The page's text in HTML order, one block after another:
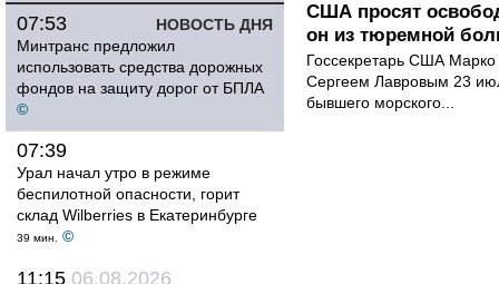
НОВОСТЬ ДНЯ
07:53
Минтранс предложил
использовать средства дорожных
фондов на защиту дорог от БПЛА
©
07:39
Урал начал утро в режиме
беспилотной опасности, горит
склад Wilberries в Екатеринбурге
39 мин. ©
11:15 06.08.2026
США просят
он из тюремной
Госсекретарь США
Сергеем Лавровым 23
бывшего морского...